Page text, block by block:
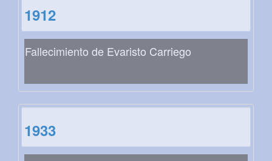
1912
Fallecimiento de Evaristo Carriego
1933